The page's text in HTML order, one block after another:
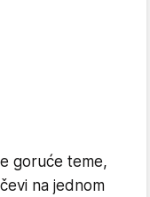
goruće teme,
na jednom